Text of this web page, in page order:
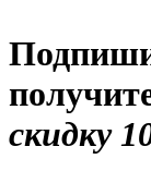
скидку